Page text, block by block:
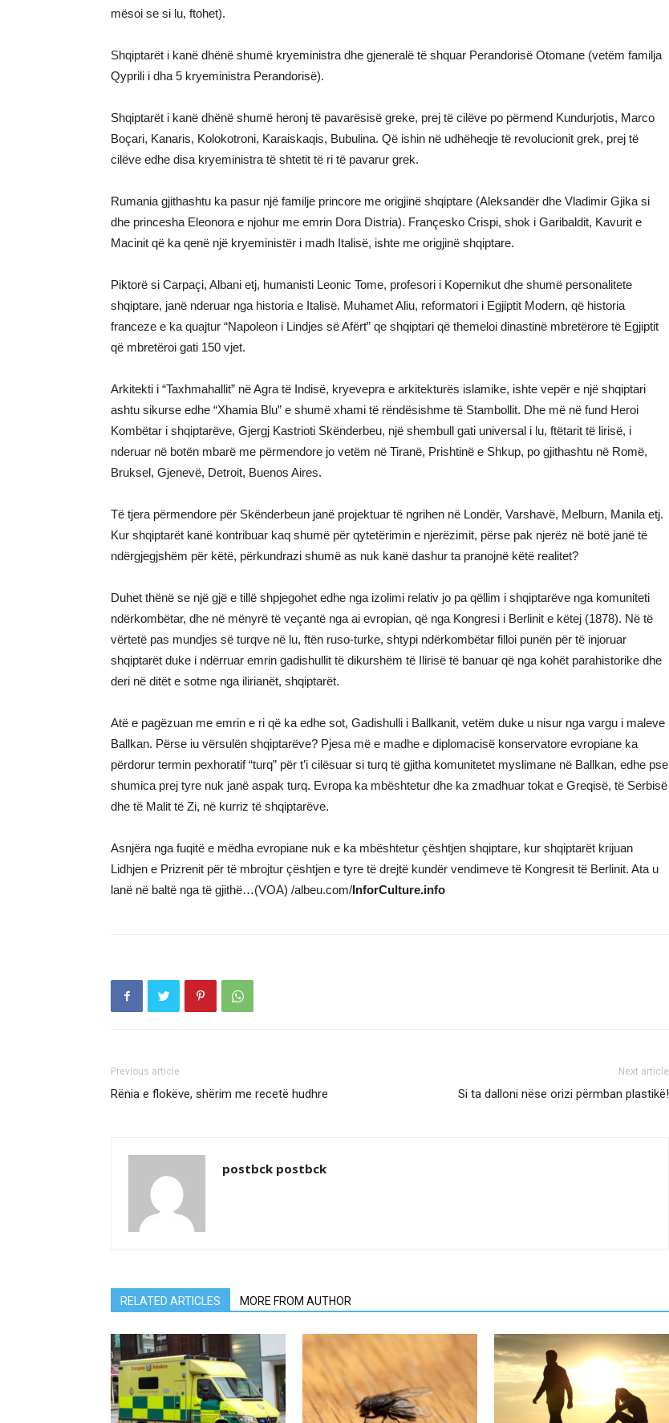
mësoi se si lu, ftohet).
Shqiptarët i kanë dhënë shumë kryeministra dhe gjeneralë të shquar Perandorisë Otomane (vetëm familja
Qyprili i dha 5 kryeministra Perandorisë).
Shqiptarët i kanë dhënë shumë heronj të pavarësisë greke, prej të cilëve po përmend Kundurjotis, Marco
Boçari, Kanaris, Kolokotroni, Karaiskaqis, Bubulina. Që ishin në udhëheqje të revolucionit grek, prej të
cilëve edhe disa kryeministra të shtetit të ri të pavarur grek.
Rumania gjithashtu ka pasur një familje princore me origjinë shqiptare (Aleksandër dhe Vladimir Gjika si
dhe princesha Eleonora e njohur me emrin Dora Distria). Françesko Crispi, shok i Garibaldit, Kavurit e
Macinit që ka qenë një kryeministër i madh Italisë, ishte me origjinë shqiptare.
Piktorë si Carpaçi, Albani etj, humanisti Leonic Tome, profesori i Kopernikut dhe shumë personalitete
shqiptare, janë nderuar nga historia e Italisë. Muhamet Aliu, reformatori i Egjiptit Modern, që historia
franceze e ka quajtur “Napoleon i Lindjes së Afërt” qe shqiptari që themeloi dinastinë mbretërore të Egjiptit
që mbretëroi gati 150 vjet.
Arkitekti i “Taxhmahallit” në Agra të Indisë, kryevepra e arkitekturës islamike, ishte vepër e një shqiptari
ashtu sikurse edhe “Xhamia Blu” e shumë xhami të rëndësishme të Stambollit. Dhe më në fund Heroi
Kombëtar i shqiptarëve, Gjergj Kastrioti Skënderbeu, një shembull gati universal i lu, ftëtarit të lirisë, i
nderuar në botën mbarë me përmendore jo vetëm në Tiranë, Prishtinë e Shkup, po gjithashtu në Romë,
Bruksel, Gjenevë, Detroit, Buenos Aires.
Të tjera përmendore për Skënderbeun janë projektuar të ngrihen në Londër, Varshavë, Melburn, Manila etj.
Kur shqiptarët kanë kontribuar kaq shumë për qytetërimin e njerëzimit, përse pak njerëz në botë janë të
ndërgjegjshëm për këtë, përkundrazi shumë as nuk kanë dashur ta pranojnë këtë realitet?
Duhet thënë se një gjë e tillë shpjegohet edhe nga izolimi relativ jo pa qëllim i shqiptarëve nga komuniteti
ndërkombëtar, dhe në mënyrë të veçantë nga ai evropian, që nga Kongresi i Berlinit e këtej (1878). Në të
vërtetë pas mundjes së turqve në lu, ftën ruso-turke, shtypi ndërkombëtar filloi punën për të injoruar
shqiptarët duke i ndërruar emrin gadishullit të dikurshëm të Ilirisë të banuar që nga kohët parahistorike dhe
deri në ditët e sotme nga ilirianët, shqiptarët.
Atë e pagëzuan me emrin e ri që ka edhe sot, Gadishulli i Ballkanit, vetëm duke u nisur nga vargu i maleve
Ballkan. Përse iu vërsulën shqiptarëve? Pjesa më e madhe e diplomacisë konservatore evropiane ka
përdorur termin pexhoratif “turq” për t’i cilësuar si turq të gjitha komunitetet myslimane në Ballkan, edhe pse
shumica prej tyre nuk janë aspak turq. Evropa ka mbështetur dhe ka zmadhuar tokat e Greqisë, të Serbisë
dhe të Malit të Zi, në kurriz të shqiptarëve.
Asnjëra nga fuqitë e mëdha evropiane nuk e ka mbështetur çështjen shqiptare, kur shqiptarët krijuan
Lidhjen e Prizrenit për të mbrojtur çështjen e tyre të drejtë kundër vendimeve të Kongresit të Berlinit. Ata u
lanë në baltë nga të gjithë…(VOA) /albeu.com/InforCulture.info
Previous article
Rënia e flokëve, shërim me recetë hudhre
Next article
Si ta dalloni nëse orizi përmban plastikë!
postbck postbck
RELATED ARTICLES MORE FROM AUTHOR